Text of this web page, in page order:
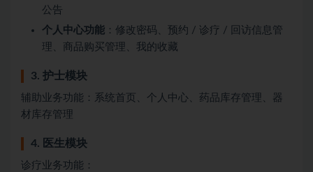
公告
个人中心功能 ：修改密码、预约 / 诊疗 / 回访信息管
理、商品购买管理、我的收藏
3. 护士模块
辅助业务功能：系统首页、个人中心、药品库存管理、器
材库存管理
4. 医生模块
诊疗业务功能：